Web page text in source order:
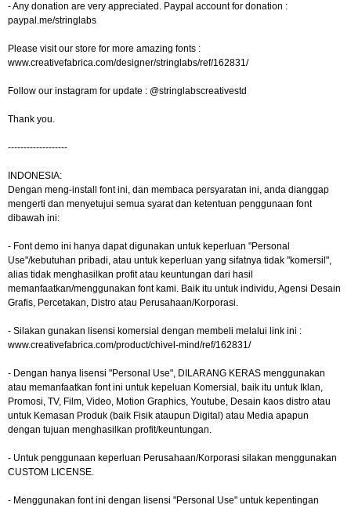
- Any donation are very appreciated. Paypal account for donation :
paypal.me/stringlabs
Please visit our store for more amazing fonts :
www.creativefabrica.com/designer/stringlabs/ref/162831/
Follow our instagram for update : @stringlabscreativestd
Thank you.
-------------------
INDONESIA:
Dengan meng-install font ini, dan membaca persyaratan ini, anda dianggap
mengerti dan menyetujui semua syarat dan ketentuan penggunaan font
dibawah ini:
- Font demo ini hanya dapat digunakan untuk keperluan "Personal
Use"/kebutuhan pribadi, atau untuk keperluan yang sifatnya tidak "komersil",
alias tidak menghasilkan profit atau keuntungan dari hasil
memanfaatkan/menggunakan font kami. Baik itu untuk individu, Agensi Desain
Grafis, Percetakan, Distro atau Perusahaan/Korporasi.
- Silakan gunakan lisensi komersial dengan membeli melalui link ini :
www.creativefabrica.com/product/chivel-mind/ref/162831/
- Dengan hanya lisensi "Personal Use", DILARANG KERAS menggunakan
atau memanfaatkan font ini untuk kepeluan Komersial, baik itu untuk Iklan,
Promosi, TV, Film, Video, Motion Graphics, Youtube, Desain kaos distro atau
untuk Kemasan Produk (baik Fisik ataupun Digital) atau Media apapun
dengan tujuan menghasilkan profit/keuntungan.
- Untuk penggunaan keperluan Perusahaan/Korporasi silakan menggunakan
CUSTOM LICENSE.
- Menggunakan font ini dengan lisensi "Personal Use" untuk kepentingan